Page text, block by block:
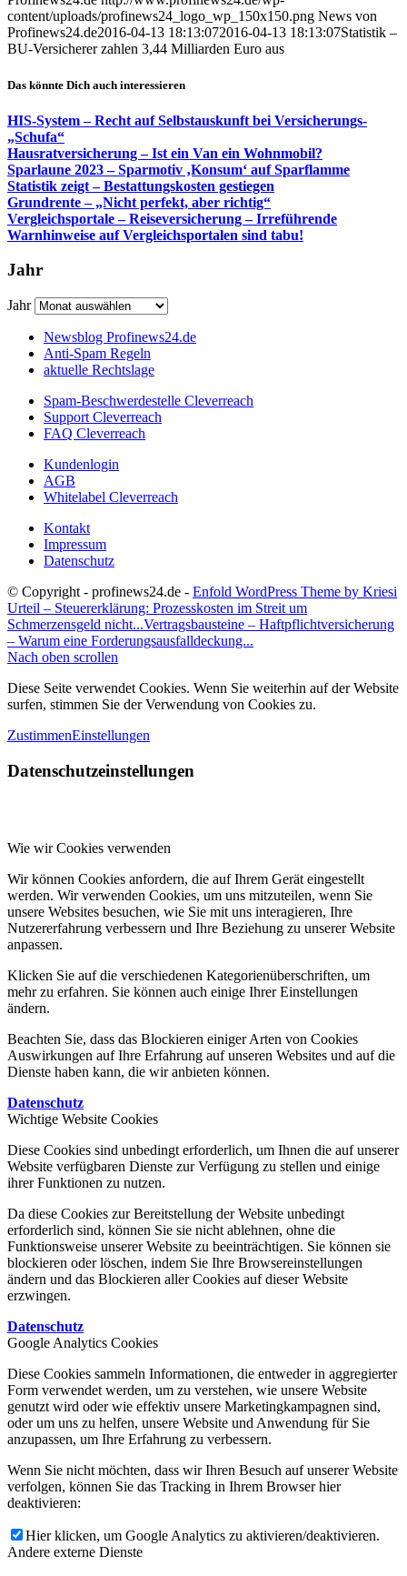
content/uploads/profinews24_logo_wp_150x150.png News von
Profinews24.de2016-04-13 18:13:072016-04-13 18:13:07Statistik –
BU-Versicherer zahlen 3,44 Milliarden Euro aus
Das könnte Dich auch interessieren
HIS-System – Recht auf Selbstauskunft bei Versicherungs-
„Schufa“
Hausratversicherung – Ist ein Van ein Wohnmobil?
Sparlaune 2023 – Sparmotiv ‚Konsum‘ auf Sparflamme
Statistik zeigt – Bestattungskosten gestiegen
Grundrente – „Nicht perfekt, aber richtig“
Vergleichsportale – Reiseversicherung – Irreführende
Warnhinweise auf Vergleichsportalen sind tabu!
Jahr
Jahr
Newsblog Profinews24.de
Anti-Spam Regeln
aktuelle Rechtslage
Spam-Beschwerdestelle Cleverreach
Support Cleverreach
FAQ Cleverreach
Kundenlogin
AGB
Whitelabel Cleverreach
Kontakt
Impressum
Datenschutz
© Copyright - profinews24.de - Enfold WordPress Theme by Kriesi
Urteil – Steuererklärung: Prozesskosten im Streit um
Schmerzensgeld nicht...Vertragsbausteine – Haftpflichtversicherung
– Warum eine Forderungsausfalldeckung...
Nach oben scrollen
Diese Seite verwendet Cookies. Wenn Sie weiterhin auf der Website
surfen, stimmen Sie der Verwendung von Cookies zu.
ZustimmenEinstellungen
Datenschutzeinstellungen
Wie wir Cookies verwenden
Wir können Cookies anfordern, die auf Ihrem Gerät eingestellt
werden. Wir verwenden Cookies, um uns mitzuteilen, wenn Sie
unsere Websites besuchen, wie Sie mit uns interagieren, Ihre
Nutzererfahrung verbessern und Ihre Beziehung zu unserer Website
anpassen.
Klicken Sie auf die verschiedenen Kategorienüberschriften, um
mehr zu erfahren. Sie können auch einige Ihrer Einstellungen
ändern.
Beachten Sie, dass das Blockieren einiger Arten von Cookies
Auswirkungen auf Ihre Erfahrung auf unseren Websites und auf die
Dienste haben kann, die wir anbieten können.
Datenschutz
Wichtige Website Cookies
Diese Cookies sind unbedingt erforderlich, um Ihnen die auf unserer
Website verfügbaren Dienste zur Verfügung zu stellen und einige
ihrer Funktionen zu nutzen.
Da diese Cookies zur Bereitstellung der Website unbedingt
erforderlich sind, können Sie sie nicht ablehnen, ohne die
Funktionsweise unserer Website zu beeinträchtigen. Sie können sie
blockieren oder löschen, indem Sie Ihre Browsereinstellungen
ändern und das Blockieren aller Cookies auf dieser Website
erzwingen.
Datenschutz
Google Analytics Cookies
Diese Cookies sammeln Informationen, die entweder in aggregierter
Form verwendet werden, um zu verstehen, wie unsere Website
genutzt wird oder wie effektiv unsere Marketingkampagnen sind,
oder um uns zu helfen, unsere Website und Anwendung für Sie
anzupassen, um Ihre Erfahrung zu verbessern.
Wenn Sie nicht möchten, dass wir Ihren Besuch auf unserer Website
verfolgen, können Sie das Tracking in Ihrem Browser hier
deaktivieren:
Hier klicken, um Google Analytics zu aktivieren/deaktivieren.
Andere externe Dienste